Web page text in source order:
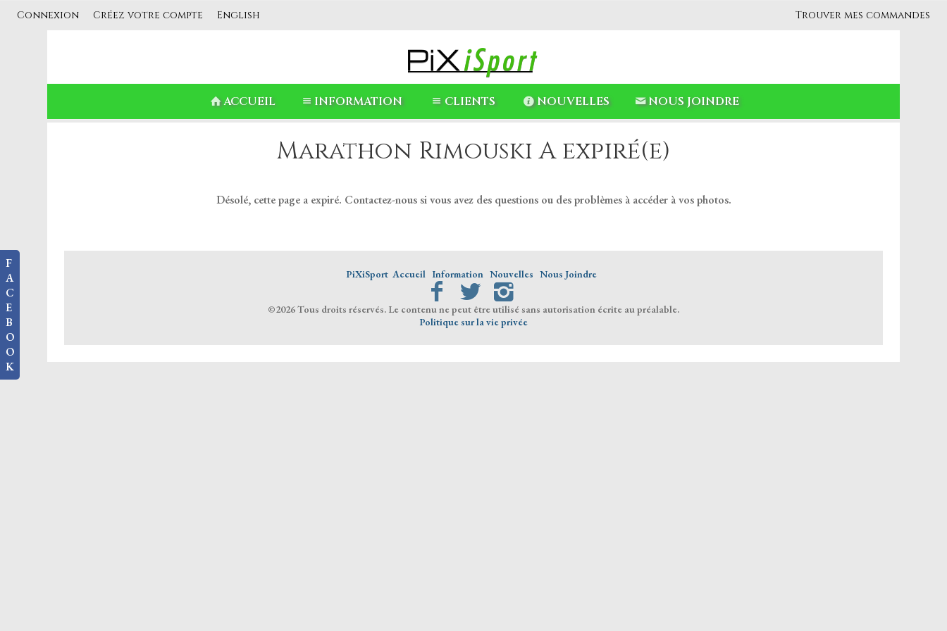
Connexion Créez votre compte English Trouver mes commandes
F
A
C
E
B
O
O
K
ACCUEIL INFORMATION CLIENTS NOUVELLES NOUS JOINDRE
Marathon Rimouski A expiré(e)
Désolé, cette page a expiré. Contactez-nous si vous avez des questions ou des problèmes à accéder à vos photos.
PiXiSport Accueil Information Nouvelles Nous Joindre
©2026 Tous droits réservés. Le contenu ne peut être utilisé sans autorisation écrite au préalable.
Politique sur la vie privée